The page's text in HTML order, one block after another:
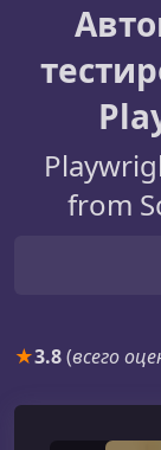
from
★3.8(всего